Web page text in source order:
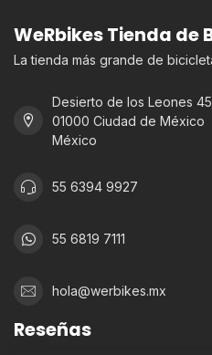
WeRbikes Tienda de
La tienda más grande de
Desierto de los Leones
01000 Ciudad de México
México
55 6394 9927
55 6819 7111
hola@werbikes.mx
Reseñas